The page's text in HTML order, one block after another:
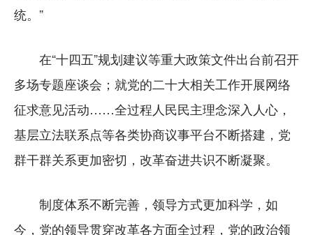
统。”
在“十四五”规划建议等重大政策文件出台前召开
多场专题座谈会；就党的二十大相关工作开展网络
征求意见活动……全过程人民民主理念深入人心，
基层立法联系点等各类协商议事平台不断搭建，党
群干群关系更加密切，改革奋进共识不断凝聚。
制度体系不断完善，领导方式更加科学，如
今，党的领导贯穿改革各方面全过程，党的政治领